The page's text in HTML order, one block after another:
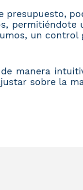
presupuesto,
permitiéndote
un
manera
sobre la